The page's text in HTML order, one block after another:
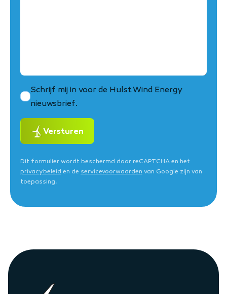
Schrijf mij in voor de Hulst Wind Energy
nieuwsbrief.
Versturen
Dit formulier wordt beschermd door reCAPTCHA en het
privacybeleid en de servicevoorwaarden van Google zijn van
toepassing.